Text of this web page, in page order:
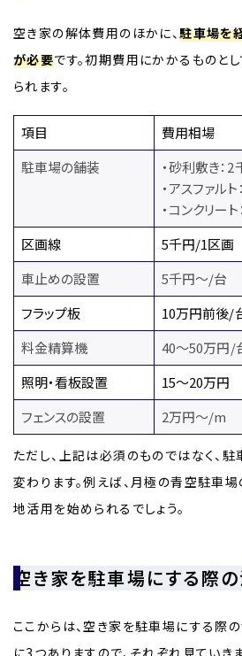
空き家の解体費用のほかに、駐車場を
が必要です。初期費用にかかるものと
られます。
項目
費用相場
駐車場の舗装
・砂利敷き：
・アスファル
・コンクリー
区画線
5千円/1区画
車止めの設置
5千円〜/台
フラップ板
10万円前後/
料金精算機
40〜50万円/
照明・看板設置
15〜20万円
フェンスの設置
2万円〜/m
ただし、上記は必須のものではなく、
変わります。例えば、月極の青空駐車
地活用を始められるでしょう。
空き家を駐車場にする際
ここからは、空き家を駐車場にする際